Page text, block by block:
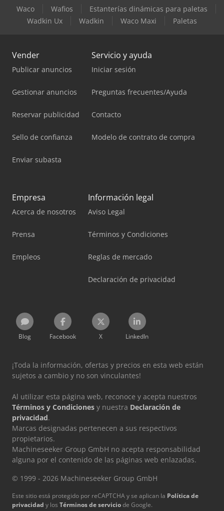
Waco Wafios
Estanterías dinámicas para paletas
Wadkin Ux
Wadkin Waco Maxi Paletas
Vender
Publicar anuncios
Gestionar anuncios
Reservar publicidad
Sello de confianza
Enviar subasta
Servicio y ayuda
Iniciar sesión
Preguntas frecuentes/Ayuda
Contacto
Modelo de contrato de compra
Empresa
Acerca de nosotros
Prensa
Empleos
Información legal
Aviso Legal
Términos y Condiciones
Reglas de mercado
Declaración de privacidad
Blog Facebook X LinkedIn
¡Toda la información, ofertas y precios en esta web están
sujetos a cambio y no son vinculantes!
Al utilizar esta página web, reconoce y acepta nuestros
Términos y Condiciones y nuestra Declaración de
privacidad.
Marcas designadas pertenecen a sus respectivos
propietarios.
Machineseeker Group GmbH no acepta responsabilidad
alguna por el contenido de las páginas web enlazadas.
© 1999 - 2026 Machineseeker Group GmbH
Este sitio está protegido por reCAPTCHA y se aplican la Política de
privacidad y los Términos de serviciode Google.